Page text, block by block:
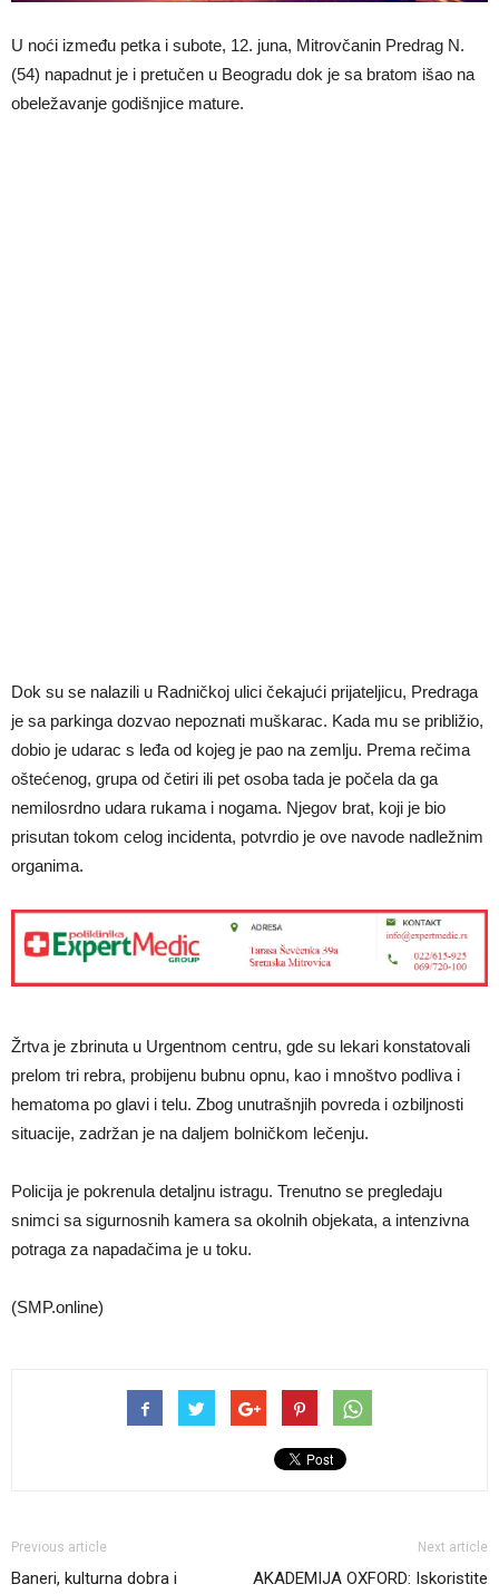
U noći između petka i subote, 12. juna, Mitrovčanin Predrag N.
(54) napadnut je i pretučen u Beogradu dok je sa bratom išao na
obeležavanje godišnjice mature.
Dok su se nalazili u Radničkoj ulici čekajući prijateljicu, Predraga
je sa parkinga dozvao nepoznati muškarac. Kada mu se približio,
dobio je udarac s leđa od kojeg je pao na zemlju. Prema rečima
oštećenog, grupa od četiri ili pet osoba tada je počela da ga
nemilosrdno udara rukama i nogama. Njegov brat, koji je bio
prisutan tokom celog incidenta, potvrdio je ove navode nadležnim
organima.
Žrtva je zbrinuta u Urgentnom centru, gde su lekari konstatovali
prelom tri rebra, probijenu bubnu opnu, kao i mnoštvo podliva i
hematoma po glavi i telu. Zbog unutrašnjih povreda i ozbiljnosti
situacije, zadržan je na daljem bolničkom lečenju.
​Policija je pokrenula detaljnu istragu. Trenutno se pregledaju
snimci sa sigurnosnih kamera sa okolnih objekata, a intenzivna
potraga za napadačima je u toku.
(SMP.online)
Previous article
Baneri, kulturna dobra i
Next article
AKADEMIJA OXFORD: Iskoristite